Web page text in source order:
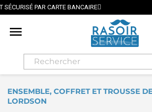
⭐ LIVRAISON GRATUITE EN

ENSEMBLE, COFFRET ET TROUSSE
LORDSON